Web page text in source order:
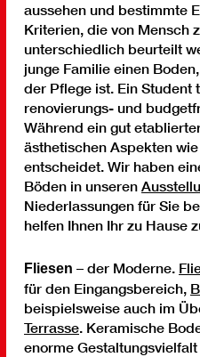
aussehen und bestimmte
Kriterien, die von Mensch
unterschiedlich beurteilt
junge Familie einen
der Pflege ist. Ein Student
renovierungs- und
Während ein gut
ästhetischen Aspekten
entscheidet. Wir haben
Böden in unseren
Niederlassungen für Sie
helfen Ihnen Ihr zu Hause
Fliesen – der Moderne.
für den Eingangsbereich,
beispielsweise auch im
Terrasse. Keramische
enorme